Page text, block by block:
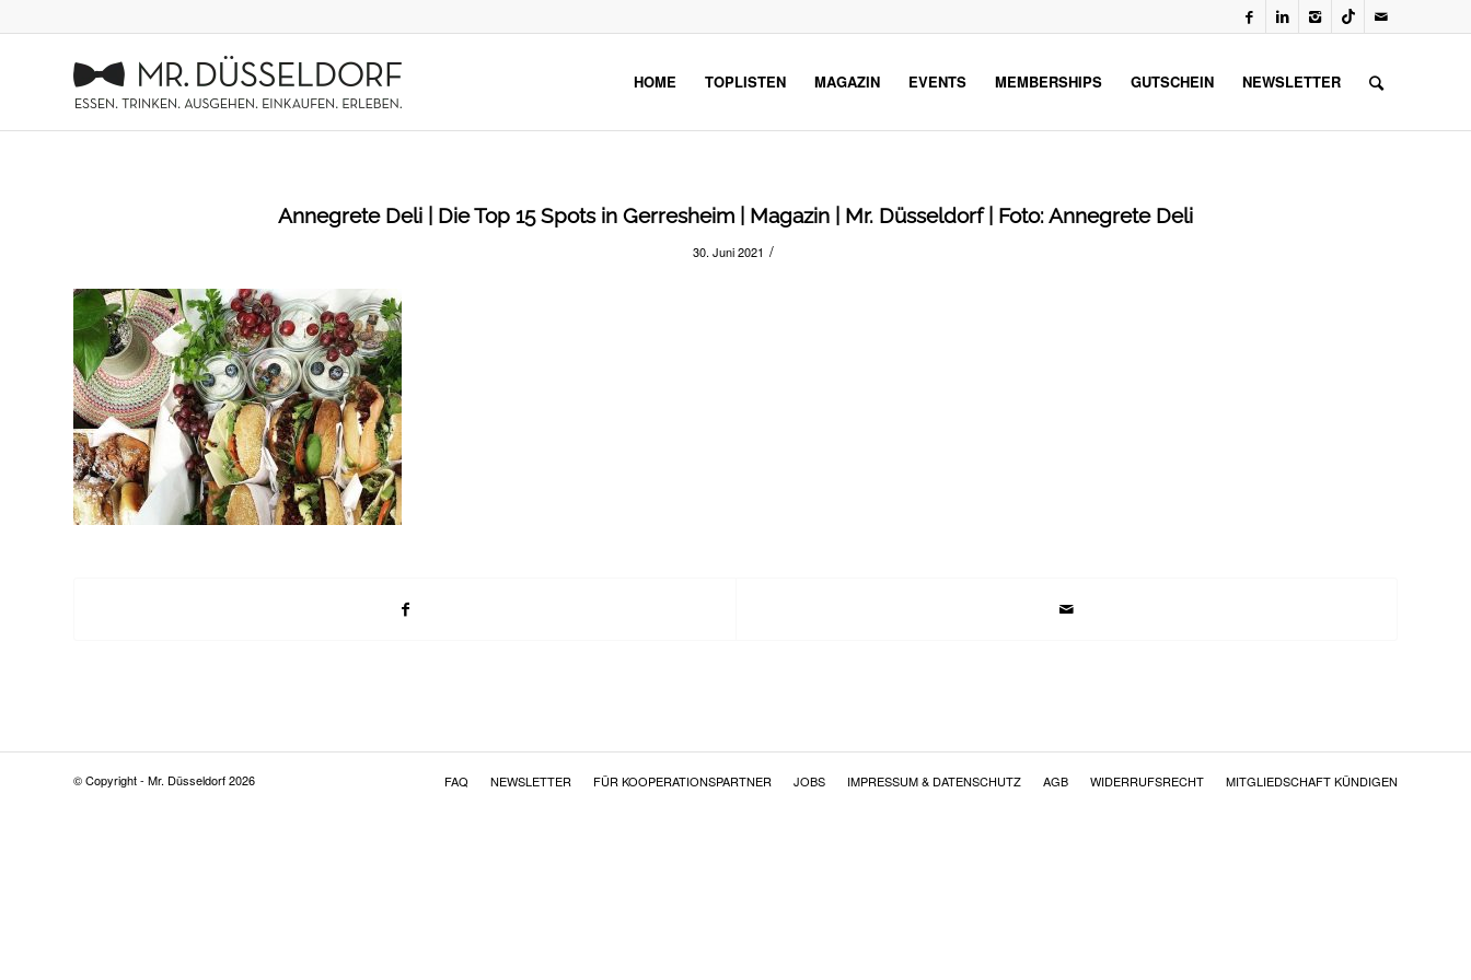
HOME TOPLISTEN MAGAZIN EVENTS MEMBERSHIPS GUTSCHEIN NEWSLETTER
Annegrete Deli | Die Top 15 Spots in Gerresheim | Magazin | Mr. Düsseldorf | Foto: Annegrete Deli
30. Juni 2021 /
© Copyright - Mr. Düsseldorf 2026 FAQ NEWSLETTER FÜR KOOPERATIONSPARTNER JOBS IMPRESSUM & DATENSCHUTZ AGB WIDERRUFSRECHT MITGLIEDSCHAFT KÜNDIGEN